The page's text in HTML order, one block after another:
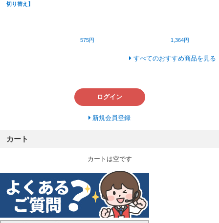
切り替え】
575円 1,364円
すべてのおすすめ商品を見る
ログイン
新規会員登録
カート
カートは空です